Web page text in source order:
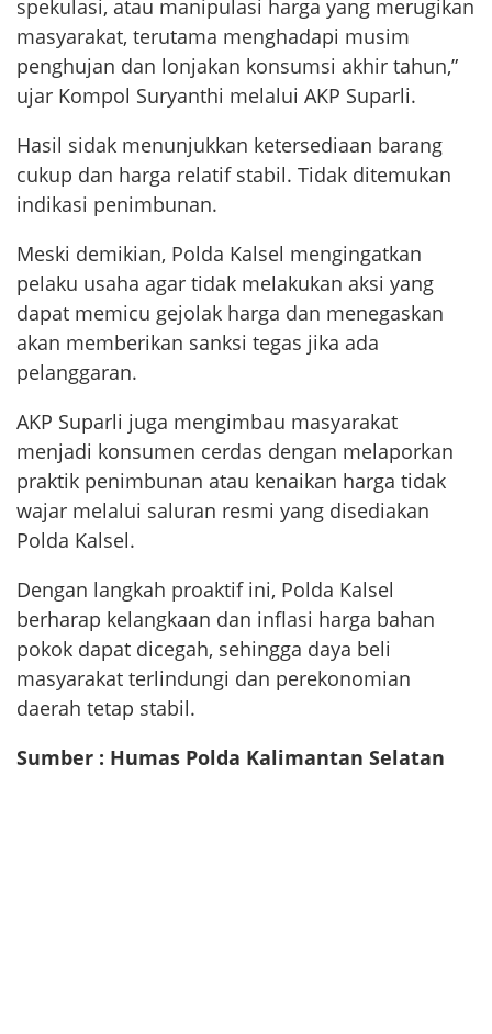
spekulasi, atau manipulasi harga yang merugikan
masyarakat, terutama menghadapi musim
penghujan dan lonjakan konsumsi akhir tahun,”
ujar Kompol Suryanthi melalui AKP Suparli.
Hasil sidak menunjukkan ketersediaan barang
cukup dan harga relatif stabil. Tidak ditemukan
indikasi penimbunan.
Meski demikian, Polda Kalsel mengingatkan
pelaku usaha agar tidak melakukan aksi yang
dapat memicu gejolak harga dan menegaskan
akan memberikan sanksi tegas jika ada
pelanggaran.
AKP Suparli juga mengimbau masyarakat
menjadi konsumen cerdas dengan melaporkan
praktik penimbunan atau kenaikan harga tidak
wajar melalui saluran resmi yang disediakan
Polda Kalsel.
Dengan langkah proaktif ini, Polda Kalsel
berharap kelangkaan dan inflasi harga bahan
pokok dapat dicegah, sehingga daya beli
masyarakat terlindungi dan perekonomian
daerah tetap stabil.
Sumber : Humas Polda Kalimantan Selatan